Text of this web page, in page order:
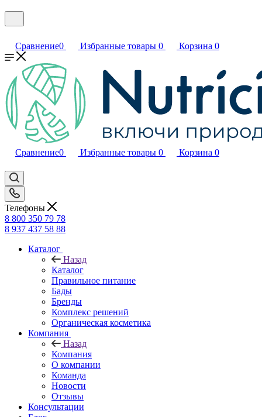
Сравнение0 Избранные товары 0 Корзина 0
Сравнение0 Избранные товары 0 Корзина 0
Телефоны
8 800 350 79 78
8 937 437 58 88
Каталог
Назад
Каталог
Правильное питание
Бады
Бренды
Комплекс решений
Органическая косметика
Компания
Назад
Компания
О компании
Команда
Новости
Отзывы
Консультации